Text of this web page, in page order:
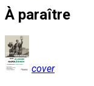
À paraître
cover